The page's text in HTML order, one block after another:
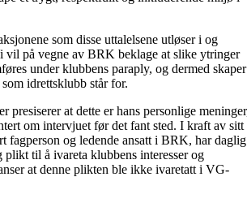
som disse uttalelsene utløser i og
vil på vegne av BRK beklage at slike ytringer
under klubbens paraply, og dermed skaper
idrettsklubb står for.
presiserer at dette er hans personlige
om intervjuet før det fant sted. I kraft av sitt
fagperson og ledende ansatt i BRK, har daglig
til å ivareta klubbens interesser og
at denne plikten ble ikke ivaretatt i VG-